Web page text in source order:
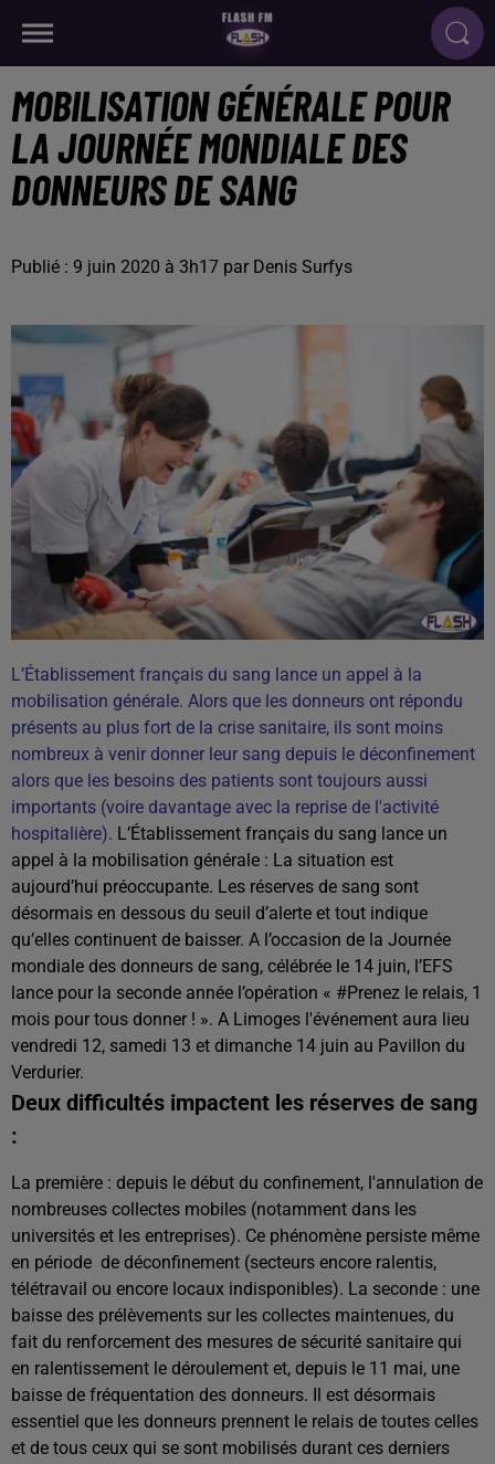
MOBILISATION GÉNÉRALE POUR
LA JOURNÉE MONDIALE DES
DONNEURS DE SANG
Publié : 9 juin 2020 à 3h17 par Denis Surfys
L’Établissement français du sang lance un appel à la
mobilisation générale. Alors que les donneurs ont répondu
présents au plus fort de la crise sanitaire, ils sont moins
nombreux à venir donner leur sang depuis le déconfinement
alors que les besoins des patients sont toujours aussi
importants (voire davantage avec la reprise de l'activité
hospitalière). L’Établissement français du sang lance un
appel à la mobilisation générale : La situation est
aujourd’hui préoccupante. Les réserves de sang sont
désormais en dessous du seuil d’alerte et tout indique
qu’elles continuent de baisser. A l’occasion de la Journée
mondiale des donneurs de sang, célébrée le 14 juin, l’EFS
lance pour la seconde année l’opération « #Prenez le relais, 1
mois pour tous donner ! ». A Limoges l'événement aura lieu
vendredi 12, samedi 13 et dimanche 14 juin au Pavillon du
Verdurier.
Deux difficultés impactent les réserves de sang
:
La première : depuis le début du confinement, l'annulation de
nombreuses collectes mobiles (notamment dans les
universités et les entreprises). Ce phénomène persiste même
en période de déconfinement (secteurs encore ralentis,
télétravail ou encore locaux indisponibles). La seconde : une
baisse des prélèvements sur les collectes maintenues, du
fait du renforcement des mesures de sécurité sanitaire qui
en ralentissement le déroulement et, depuis le 11 mai, une
baisse de fréquentation des donneurs. Il est désormais
essentiel que les donneurs prennent le relais de toutes celles
et de tous ceux qui se sont mobilisés durant ces derniers